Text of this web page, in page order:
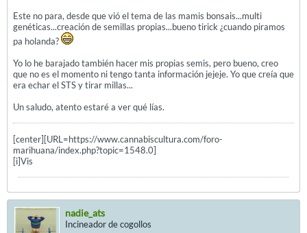
Este no para, desde que vió el tema de las mamis bonsais...multi
genéticas...creación de semillas propias...bueno tirick ¿cuando piramos
pa holanda?
Yo lo he barajado también hacer mis propias semis, pero bueno, creo
que no es el momento ni tengo tanta información jejeje. Yo que creía que
era echar el STS y tirar millas...
Un saludo, atento estaré a ver qué lías.
[center][URL=https://www.cannabiscultura.com/foro-
marihuana/index.php?topic=1548.0]
[i]Vis
nadie_ats
Incineador de cogollos